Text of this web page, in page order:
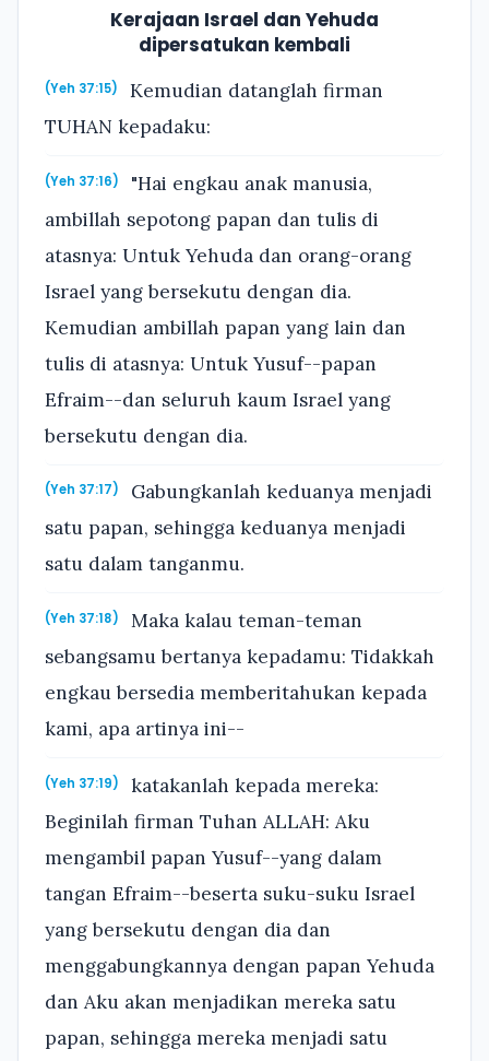
Kerajaan Israel dan Yehuda
dipersatukan kembali
(Yeh 37:15)
Kemudian datanglah firman
TUHAN kepadaku:
(Yeh 37:16)
"Hai engkau anak manusia,
ambillah sepotong papan dan tulis di
atasnya: Untuk Yehuda dan orang-orang
Israel yang bersekutu dengan dia.
Kemudian ambillah papan yang lain dan
tulis di atasnya: Untuk Yusuf--papan
Efraim--dan seluruh kaum Israel yang
bersekutu dengan dia.
(Yeh 37:17)
Gabungkanlah keduanya menjadi
satu papan, sehingga keduanya menjadi
satu dalam tanganmu.
(Yeh 37:18)
Maka kalau teman-teman
sebangsamu bertanya kepadamu: Tidakkah
engkau bersedia memberitahukan kepada
kami, apa artinya ini--
(Yeh 37:19)
katakanlah kepada mereka:
Beginilah firman Tuhan ALLAH: Aku
mengambil papan Yusuf--yang dalam
tangan Efraim--beserta suku-suku Israel
yang bersekutu dengan dia dan
menggabungkannya dengan papan Yehuda
dan Aku akan menjadikan mereka satu
papan, sehingga mereka menjadi satu